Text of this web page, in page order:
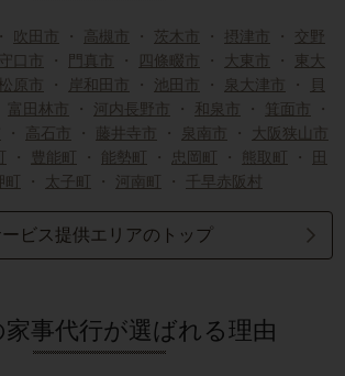
吹田市 ・ 高槻市 ・ 茨木市 ・ 摂津市 ・ 交野
守口市 ・ 門真市 ・ 四條畷市 ・ 大東市 ・
東大
松原市 ・ 岸和田市 ・ 池田市 ・ 泉大津市 ・
貝
富田林市 ・ 河内長野市 ・ 和泉市 ・ 箕面市
・
・ 高石市 ・ 藤井寺市 ・ 泉南市 ・
大阪狭山市
・ 豊能町 ・ 能勢町 ・ 忠岡町 ・ 熊取町 ・
田
町 ・ 太子町 ・ 河南町 ・ 千早赤阪村
ビス提供エリアのトップ
家事代行が選ばれる理由